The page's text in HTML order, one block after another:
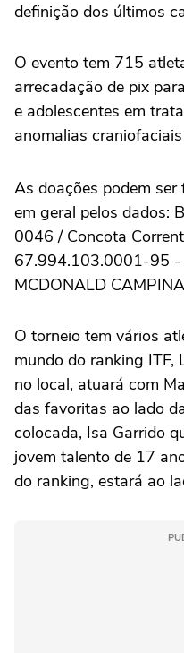
definição dos últimos
O evento tem 715
arrecadação de pix
e adolescentes em
anomalias
As doações podem
em geral pelos dados:
0046 / Concota
67.994.103.0001-95 -
MCDONALD
O torneio tem vários
mundo do ranking ITF,
no local, atuará com
das favoritas ao lado
colocada, Isa Garrido
jovem talento de 17
do ranking, estará ao